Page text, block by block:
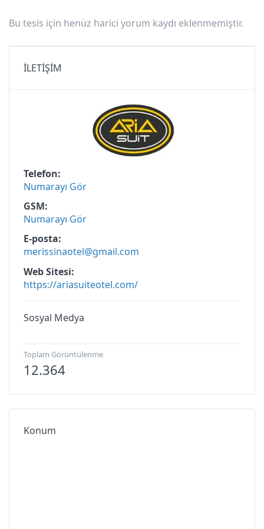
Bu tesis için henüz harici yorum kaydı eklenmemiştir.
İLETİŞİM
Telefon
Numarayı Gör
GSM
Numarayı Gör
E-posta
merissinaotel@gmail.com
Web Sitesi
https://ariasuiteotel.com/
Sosyal Medya
Toplam Görüntülenme
12.364
Konum